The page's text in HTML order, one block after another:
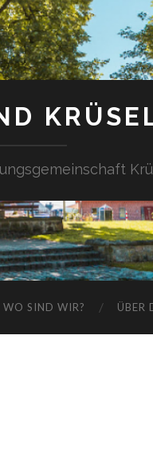
WO SIND WIR? ÜBER